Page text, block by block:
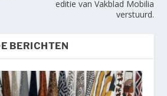
editie van Vakblad Mobilia
verstuurd.
BERICHTEN